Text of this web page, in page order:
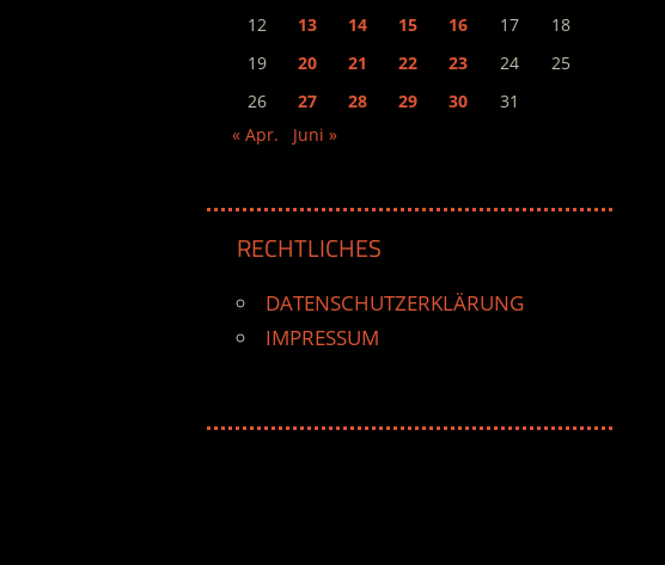
12
13 14 15 16 17
18
19
20 21 22 23 24
25
26
27 28 29 30
31
« Apr.
Juni »
RECHTLICHES
DATENSCHUTZERKLÄRUNG
IMPRESSUM